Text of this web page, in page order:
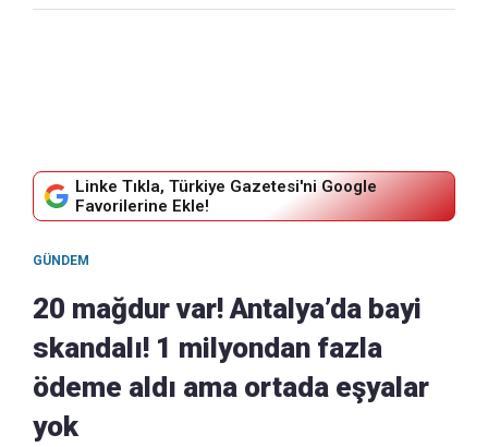
Linke Tıkla, Türkiye Gazetesi'ni Google
Favorilerine Ekle!
GÜNDEM
20 mağdur var! Antalya’da bayi
skandalı! 1 milyondan fazla
ödeme aldı ama ortada eşyalar
yok